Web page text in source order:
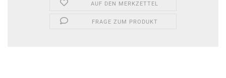
AUF DEN MERKZETTEL
FRAGE ZUM PRODUKT